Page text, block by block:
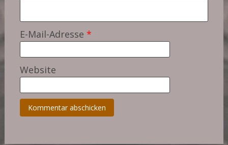
E-Mail-Adresse *
Website